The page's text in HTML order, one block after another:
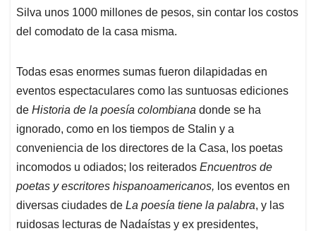
Silva unos 1000 millones de pesos, sin contar los costos
del comodato de la casa misma.
Todas esas enormes sumas fueron dilapidadas en
eventos espectaculares como las suntuosas ediciones
de Historia de la poesía colombiana donde se ha
ignorado, como en los tiempos de Stalin y a
conveniencia de los directores de la Casa, los poetas
incomodos u odiados; los reiterados Encuentros de
poetas y escritores hispanoamericanos, los eventos en
diversas ciudades de La poesía tiene la palabra, y las
ruidosas lecturas de Nadaístas y ex presidentes,